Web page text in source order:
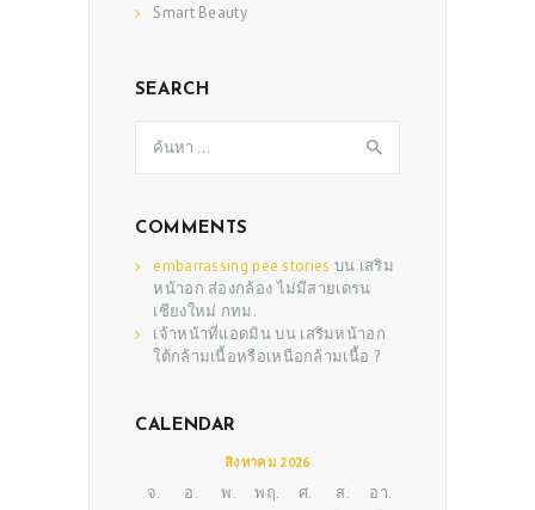
Smart Beauty
SEARCH
สำหรับ:
COMMENTS
embarrassing pee stories บน เสริม
หน้าอก ส่องกล้อง ไม่มีสายเดรน
เชียงใหม่ กทม.
เจ้าหน้าที่แอดมินบน เสริมหน้าอก
ใต้กล้ามเนื้อหรือเหนือกล้ามเนื้อ ?
CALENDAR
สิงหาคม 2026
จ. อ. พ. พฤ. ศ. ส. อา.